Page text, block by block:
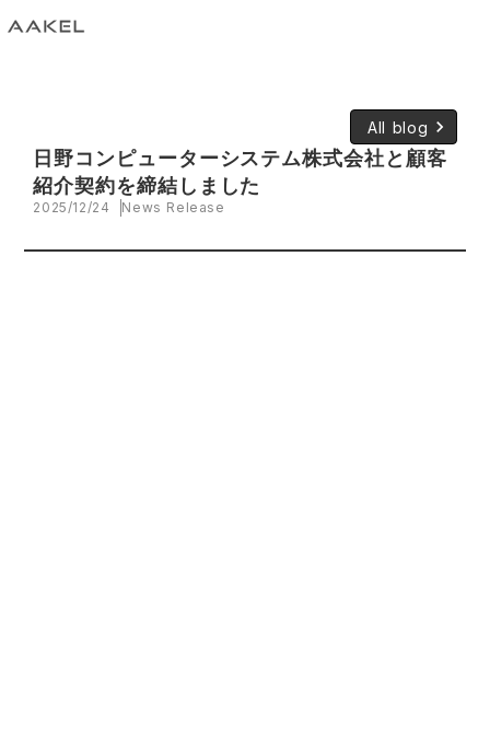
All blog keyboard_arrow_right
日野コンピューターシステム株式会社と顧客
紹介契約を締結しました
2025/12/24 News Release